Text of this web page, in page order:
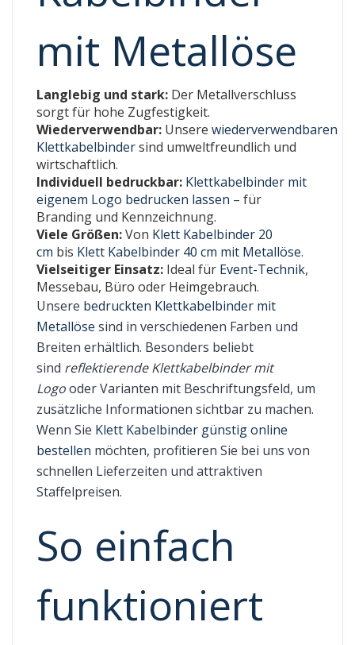
mit Metallöse
Langlebig und stark: Der Metallverschluss
sorgt für hohe Zugfestigkeit.
Wiederverwendbar: Unsere wiederverwendbaren
Klettkabelbindersind umweltfreundlich und
wirtschaftlich.
Individuell bedruckbar: Klettkabelbinder mit
eigenem Logo bedrucken lassen – für
Branding und Kennzeichnung.
Viele Größen:Von Klett Kabelbinder 20
cm bis Klett Kabelbinder 40 cm mit Metallöse.
Vielseitiger Einsatz: Ideal für Event-Technik,
Messebau, Büro oder Heimgebrauch.
Unsere bedruckten Klettkabelbinder mit
Metallöse sind in verschiedenen Farben und
Breiten erhältlich. Besonders beliebt
sind reflektierende Klettkabelbinder mit
Logooder Varianten mit Beschriftungsfeld, um
zusätzliche Informationen sichtbar zu machen.
Wenn Sie Klett Kabelbinder günstig online
bestellen möchten, profitieren Sie bei uns von
schnellen Lieferzeiten und attraktiven
Staffelpreisen.
So einfach
funktioniert